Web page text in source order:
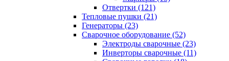
Отвертки (121)
Тепловые пушки (21)
Генераторы (23)
Сварочное оборудование (52)
Электроды сварочные (23)
Инверторы сварочные (11)